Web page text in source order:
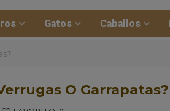
Gatos Caballos
O Garrapatas?